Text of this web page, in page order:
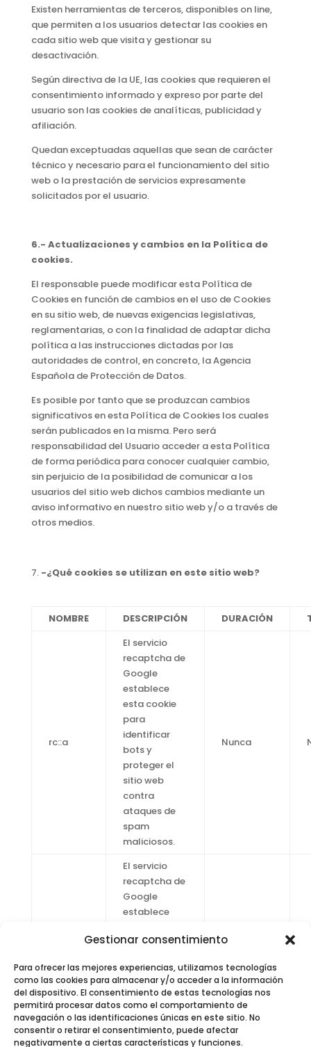
Gestionar consentimiento
Para ofrecer las mejores experiencias, utilizamos tecnologías
como las cookies para almacenar y/o acceder a la información
del dispositivo. El consentimiento de estas tecnologías nos
permitirá procesar datos como el comportamiento de
navegación o las identificaciones únicas en este sitio. No
consentir o retirar el consentimiento, puede afectar
negativamente a ciertas características y funciones.
Existen herramientas de terceros, disponibles on line,
que permiten a los usuarios detectar las cookies en
cada sitio web que visita y gestionar su
desactivación.
Según directiva de la UE, las cookies que requieren el
consentimiento informado y expreso por parte del
usuario son las cookies de analíticas, publicidad y
afiliación.
Quedan exceptuadas aquellas que sean de carácter
técnico y necesario para el funcionamiento del sitio
web o la prestación de servicios expresamente
solicitados por el usuario.
6.- Actualizaciones y cambios en la Política de
cookies.
El responsable puede modificar esta Política de
Cookies en función de cambios en el uso de Cookies
en su sitio web, de nuevas exigencias legislativas,
reglamentarias, o con la finalidad de adaptar dicha
política a las instrucciones dictadas por las
autoridades de control, en concreto, la Agencia
Española de Protección de Datos.
Es posible por tanto que se produzcan cambios
significativos en esta Política de Cookies los cuales
serán publicados en la misma. Pero será
responsabilidad del Usuario acceder a esta Política
de forma periódica para conocer cualquier cambio,
sin perjuicio de la posibilidad de comunicar a los
usuarios del sitio web dichos cambios mediante un
aviso informativo en nuestro sitio web y/o a través de
otros medios.
-¿Qué cookies se utilizan en este sitio web?
NOMBRE DESCRIPCIÓN DURACIÓN
rc::a
El servicio
recaptcha de
Google
establece
esta cookie
para
identificar
bots y
proteger el
sitio web
contra
ataques de
spam
maliciosos.
Nunca
rc::c
El servicio
recaptcha de
Google
establece
para
bots y
proteger el
sitio web
contra
ataques de
Sesión